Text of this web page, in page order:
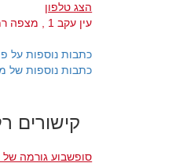
הצג טלפון
עין עקב 1 , מצפה רמון
כתבות נוספות על
כתבות נוספות של
קישורים
סופשבוע גורמה של